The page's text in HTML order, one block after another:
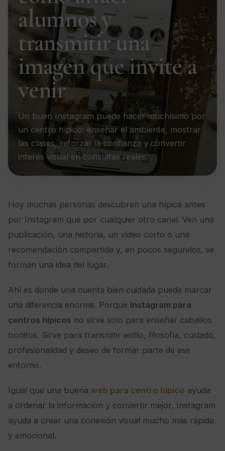
alumnos y
transmitir una
imagen que invite a
venir
Un buen Instagram puede hacer muchísimo por
un centro hípico: enseñar el ambiente, mostrar
las clases, reforzar la confianza y convertir
interés visual en consultas reales.
Hoy muchas personas descubren una hípica antes
por Instagram que por cualquier otro canal. Ven una
publicación, una historia, un vídeo corto o una
recomendación compartida y, en pocos segundos, se
forman una idea del lugar.
Ahí es donde una cuenta bien cuidada puede marcar
una diferencia enorme. Porque Instagram para
centros hípicos no sirve solo para enseñar caballos
bonitos. Sirve para transmitir estilo, filosofía, cuidado,
profesionalidad y deseo de formar parte de ese
entorno.
Igual que una buena web para centro hípico ayuda
a ordenar la información y convertir mejor, Instagram
ayuda a crear una conexión visual mucho más rápida
y emocional.